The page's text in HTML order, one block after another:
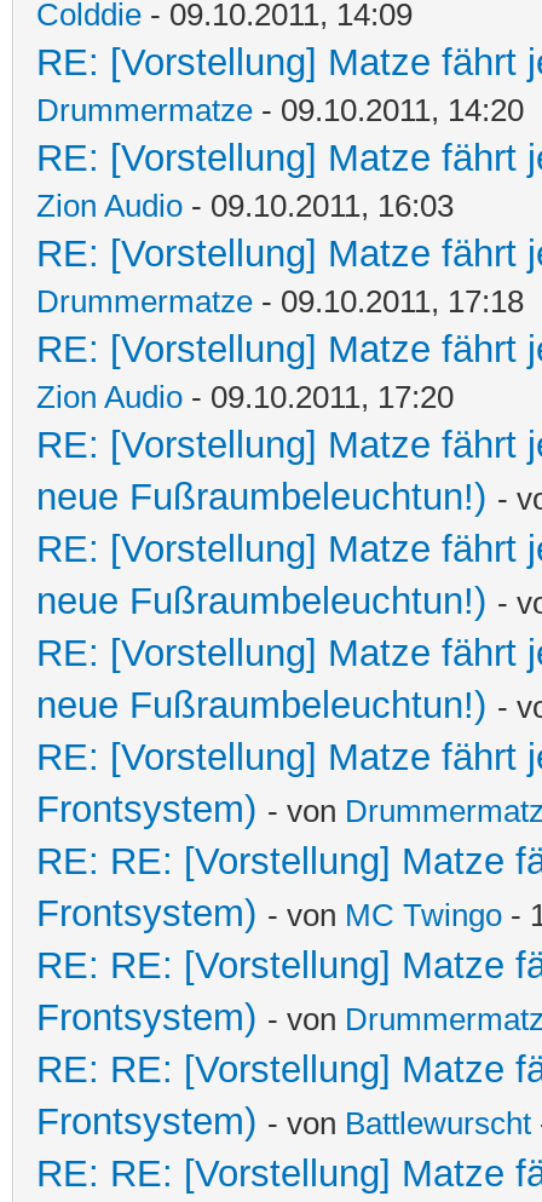
Colddie - 09.10.2011, 14:09
RE: [Vorstellung] Matze fährt
Drummermatze - 09.10.2011, 14:20
RE: [Vorstellung] Matze fährt
Zion Audio - 09.10.2011, 16:03
RE: [Vorstellung] Matze fährt
Drummermatze - 09.10.2011, 17:18
RE: [Vorstellung] Matze fährt
Zion Audio - 09.10.2011, 17:20
RE: [Vorstellung] Matze fährt
neue Fußraumbeleuchtun!) -
RE: [Vorstellung] Matze fährt
neue Fußraumbeleuchtun!) -
RE: [Vorstellung] Matze fährt
neue Fußraumbeleuchtun!) -
RE: [Vorstellung] Matze fährt
Frontsystem) - von
RE: RE: [Vorstellung] Matze
Frontsystem) - von MC Twingo -
RE: RE: [Vorstellung] Matze
Frontsystem) - von
RE: RE: [Vorstellung] Matze
Frontsystem) - von Battlewurscht
RE: RE: [Vorstellung] Matze